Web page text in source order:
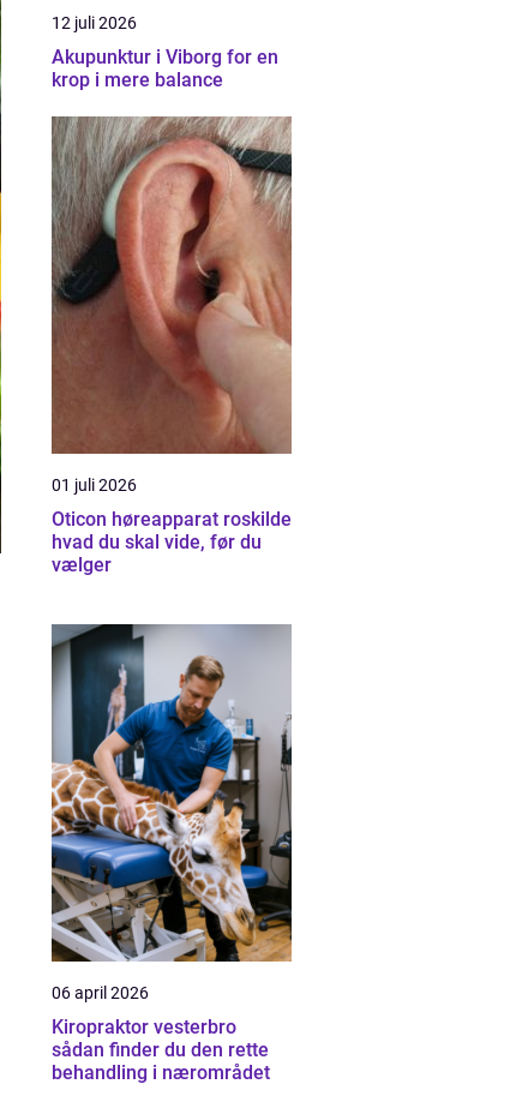
12 juli 2026
Akupunktur i Viborg for en
krop i mere balance
01 juli 2026
Oticon høreapparat roskilde
hvad du skal vide, før du
vælger
06 april 2026
Kiropraktor vesterbro
sådan finder du den rette
behandling i nærområdet